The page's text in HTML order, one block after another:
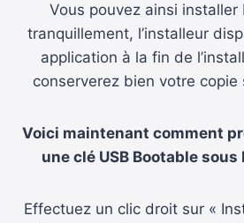
Vous pouvez ainsi installer
tranquillement, l’installeur
application à la fin de
conserverez bien votre copie
Voici maintenant comment
une clé USB Bootable sous
Effectuez un clic droit sur «